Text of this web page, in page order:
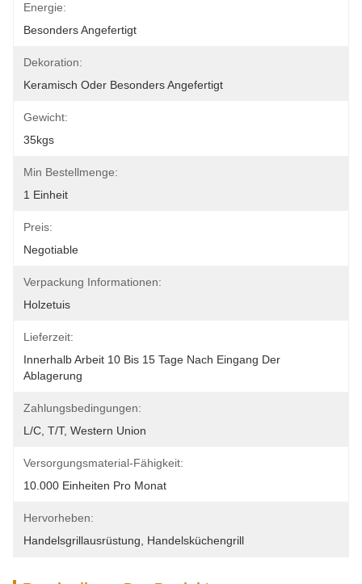
Energie:
Besonders Angefertigt
Dekoration:
Keramisch Oder Besonders Angefertigt
Gewicht:
35kgs
Min Bestellmenge:
1 Einheit
Preis:
Negotiable
Verpackung Informationen:
Holzetuis
Lieferzeit:
Innerhalb Arbeit 10 Bis 15 Tage Nach Eingang Der
Ablagerung
Zahlungsbedingungen:
L/C, T/T, Western Union
Versorgungsmaterial-Fähigkeit:
10.000 Einheiten Pro Monat
Hervorheben:
Handelsgrillausrüstung
Handelsküchengrill